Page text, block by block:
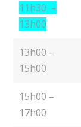
11h30 –
13h00
13h00 –
15h00
15h00 –
17h00